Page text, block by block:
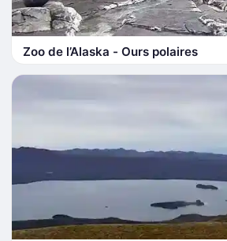
Zoo de l’Alaska - Ours polaires